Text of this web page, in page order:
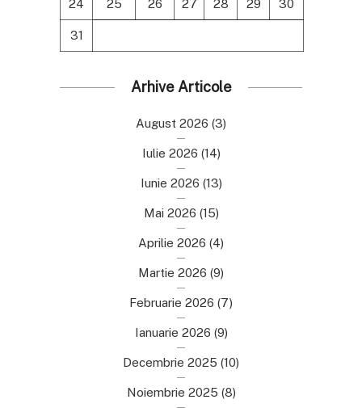
24 25 26 27 28 29 30
31
Arhive Articole
August 2026 (3)
Iulie 2026 (14)
Iunie 2026 (13)
Mai 2026 (15)
Aprilie 2026 (4)
Martie 2026 (9)
Februarie 2026 (7)
Ianuarie 2026 (9)
Decembrie 2025 (10)
Noiembrie 2025 (8)